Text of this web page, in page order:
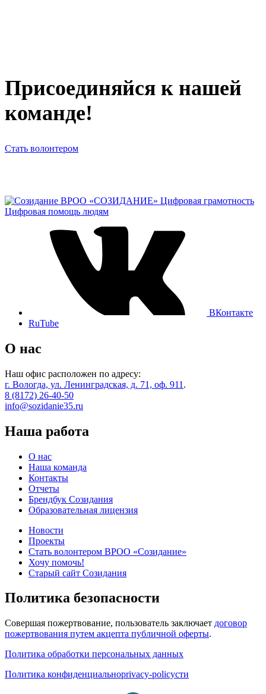
Присоединяйся к нашей
команде!
Стать волонтером
ВРОО «СОЗИДАНИЕ» Цифровая грамотность
Цифровая помощь людям
ВКонтакте
RuTube
О нас
Наш офис расположен по адресу:
г. Вологда, ул. Ленинградская, д. 71, оф. 911 .
8 (8172) 26-40-50
info@sozidanie35.ru
Наша работа
О нас
Наша команда
Контакты
Отчеты
Брендбук Созидания
Образовательная лицензия
Новости
Проекты
Стать волонтером ВРОО «Созидание»
Хочу помочь!
Старый сайт Созидания
Политика безопасности
Совершая пожертвование, пользователь заключает договор
пожертвования путем акцепта публичной оферты.
Политика обработки персональных данных
Политика конфиденциальноprivacy-policyсти